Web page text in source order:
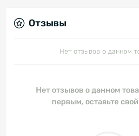
Отзывы
Нет отзывов о данном
Нет отзывов о данном
первым, оставьте